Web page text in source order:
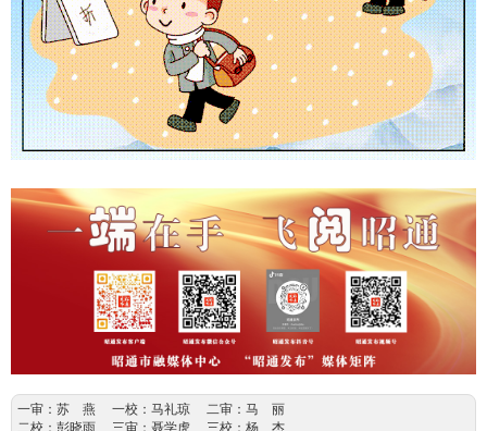
一审：苏 燕 一校：马礼琼 二审：马 丽
二校：彭晓雨 三审：聂学虎 三校：杨 杰